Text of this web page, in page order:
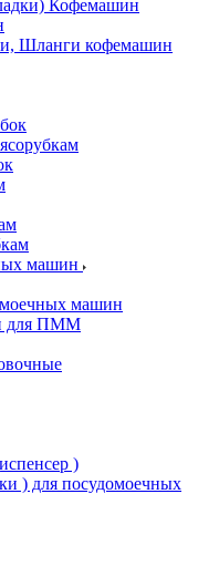
Кофемашин
Шланги кофемашин
машин
машин
для ПММ
)
) для посудомоечных